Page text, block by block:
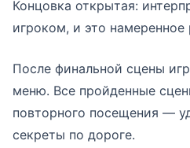
Концовка открытая:
игроком, и это намеренное
После финальной сцены
меню. Все пройденные
повторного посещения —
секреты по дороге.